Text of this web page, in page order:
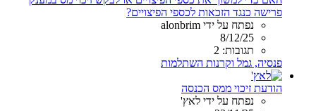
פרישה כנגד הזכאות לכספי הפיצויים?
נפתח על ידי alonbrim
8/12/25
תגובות: 2
פנסיה, גמל וקרנות השתלמות
הודעת זיכוי ממס הכנסה
נפתח על ידי לאץ'